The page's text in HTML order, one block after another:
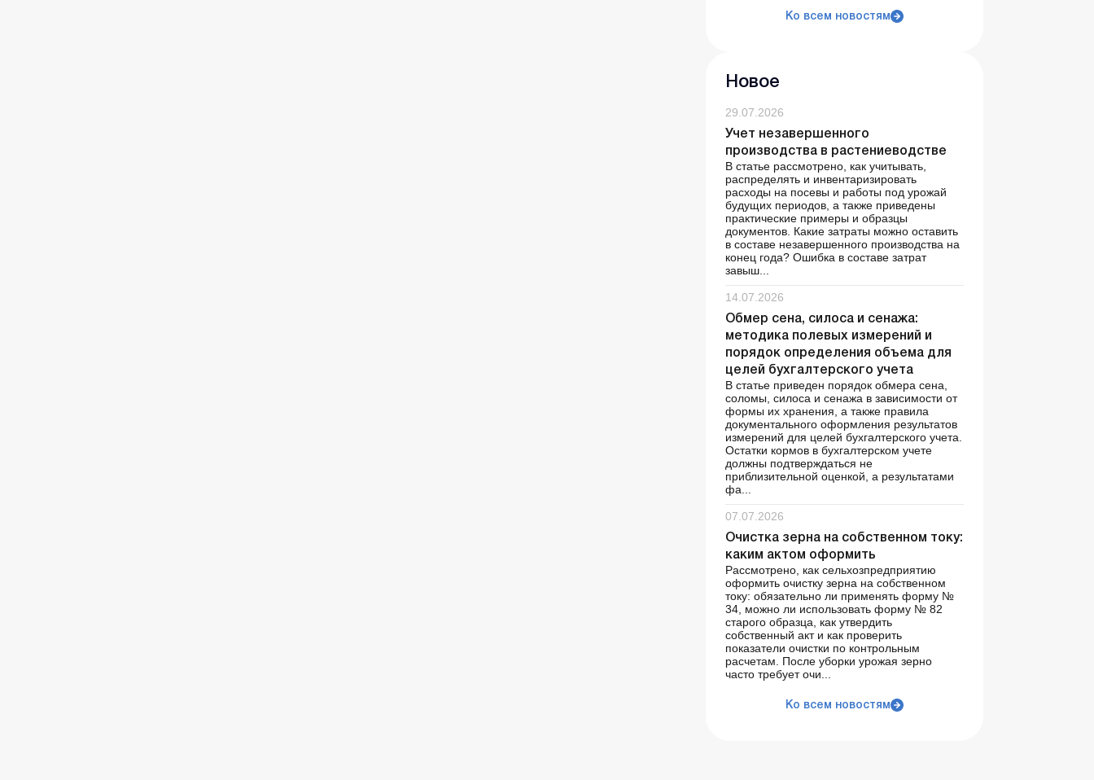
Ко всем новостям
Новое
29.07.2026
Учет незавершенного
производства в растениеводстве
В статье рассмотрено, как учитывать,
распределять и инвентаризировать
расходы на посевы и работы под урожай
будущих периодов, а также приведены
практические примеры и образцы
документов. Какие затраты можно оставить
в составе незавершенного производства на
конец года? Ошибка в составе затрат
завыш...
14.07.2026
Обмер сена, силоса и сенажа:
методика полевых измерений и
порядок определения объема для
целей бухгалтерского учета
В статье приведен порядок обмера сена,
соломы, силоса и сенажа в зависимости от
формы их хранения, а также правила
документального оформления результатов
измерений для целей бухгалтерского учета.
Остатки кормов в бухгалтерском учете
должны подтверждаться не
приблизительной оценкой, а результатами
фа...
07.07.2026
Очистка зерна на собственном току:
каким актом оформить
Рассмотрено, как сельхозпредприятию
оформить очистку зерна на собственном
току: обязательно ли применять форму №
34, можно ли использовать форму № 82
старого образца, как утвердить
собственный акт и как проверить
показатели очистки по контрольным
расчетам. После уборки урожая зерно
часто требует очи...
Ко всем новостям